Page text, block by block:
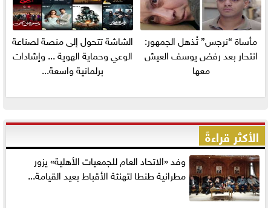
مأساة “نرجس” تُذهل الجمهور:
انتحار بعد رفض يوسف العيش
معها
الشاشة تتحول إلى منصة لصناعة
الوعي وحماية الهوية ... وإشادات
برلمانية واسعة...
الأكثر قراءةً
وفد «الاتحاد العام للجمعيات الأهلية» يزور
مطرانية طنطا لتهنئة الأقباط بعيد القيامة...